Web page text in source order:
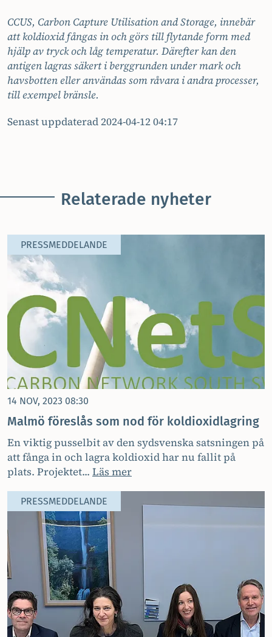
CCUS, Carbon Capture Utilisation and Storage, innebär
att koldioxid fångas in och görs till flytande form med
hjälp av tryck och låg temperatur. Därefter kan den
antigen lagras säkert i berggrunden under mark och
havsbotten eller användas som råvara i andra processer,
till exempel bränsle.
Senast uppdaterad 2024-04-12 04:17
Relaterade nyheter
PRESSMEDDELANDE
14 NOV, 2023 08:30
Malmö föreslås som nod för koldioxidlagring
En viktig pusselbit av den sydsvenska satsningen på
att fånga in och lagra koldioxid har nu fallit på
plats. Projektet... Läs mer
PRESSMEDDELANDE